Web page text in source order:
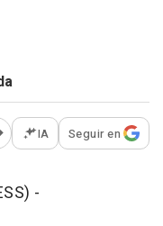
opciones para
IA Seguir en
-